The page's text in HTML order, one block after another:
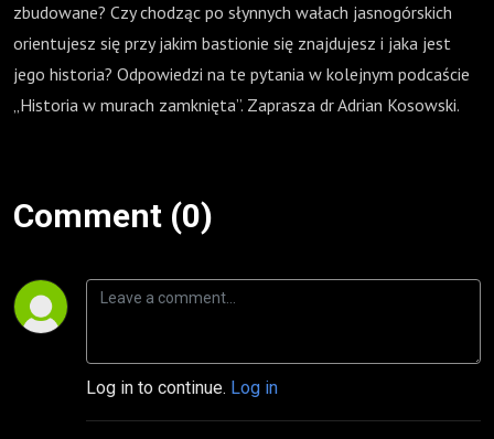
zbudowane? Czy chodząc po słynnych wałach jasnogórskich
orientujesz się przy jakim bastionie się znajdujesz i jaka jest
jego historia? Odpowiedzi na te pytania w kolejnym podcaście
„Historia w murach zamknięta”. Zaprasza dr Adrian Kosowski.
Comment (0)
Log in to continue. Log in